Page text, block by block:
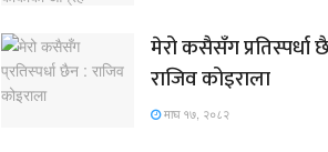
मेरो कसैसँग प्रतिस्पर्धा
राजिव कोइराला
माघ १७, २०८२